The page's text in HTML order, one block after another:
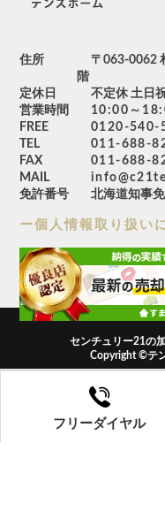
フリーダイヤル
住所
〒063-0062
階
定休日
不定休 土日
営業時間
10:00～
FREE
0120-540-
TEL
011-688-
FAX
011-688-
MAIL
免許番号
北海道知事
ー個人情報取り扱い
センチュリー21の
Copyright ©テ